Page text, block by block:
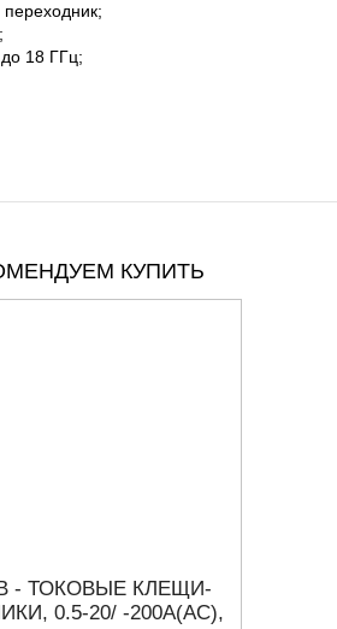
;
18 ГГц;
КУПИТЬ
- ТОКОВЫЕ КЛЕЩИ-
0.5-20/ -200А(АС),